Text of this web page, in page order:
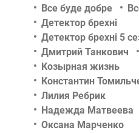
Все буде добре
Детектор брехні
Детектор брехні 5
Дмитрий Танкович
Козырная жизнь
Константин
Лилия Ребрик
Надежда Матвеева
Оксана Марченко